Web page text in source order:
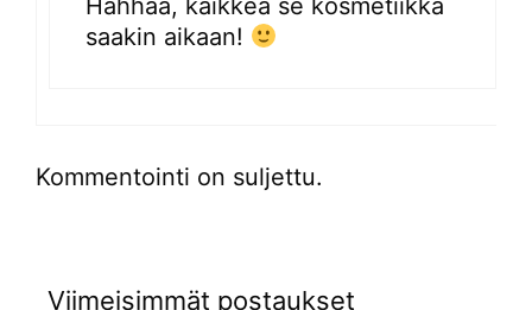
Hahhaa, kaikkea se kosmetiikka
saakin aikaan!
Kommentointi on suljettu.
Viimeisimmät postaukset